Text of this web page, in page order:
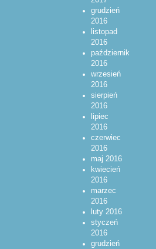
grudzień
2016
listopad
2016
październik
2016
wrzesień
2016
sierpień
2016
lipiec
2016
czerwiec
2016
maj 2016
kwiecień
2016
marzec
2016
luty 2016
styczeń
2016
grudzień